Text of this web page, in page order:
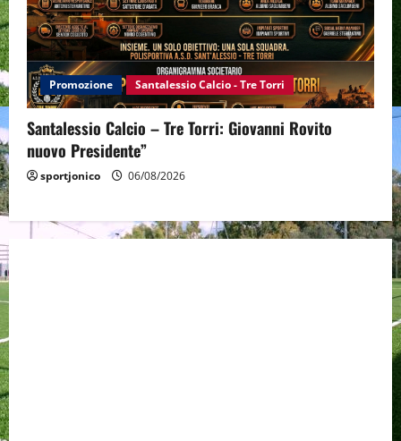
Promozione Santalessio Calcio - Tre Torri
Santalessio Calcio – Tre Torri: Giovanni Rovito
nuovo Presidente”
sportjonico 06/08/2026